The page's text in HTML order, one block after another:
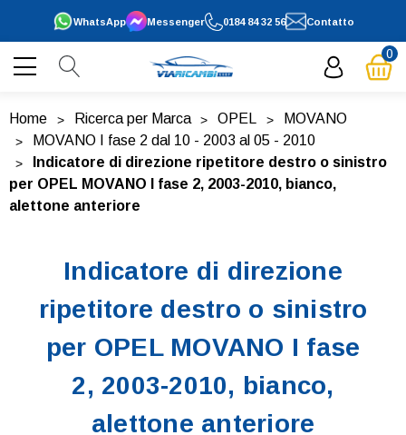
0184 84 32 56
WhatsApp Contatto
Messenger
0
Home Ricerca per Marca OPEL
MOVANO
MOVANO I fase 2 dal 10 - 2003 al 05 - 2010
Indicatore di direzione ripetitore destro o sinistro
per OPEL MOVANO I fase 2, 2003-2010, bianco,
alettone anteriore
Indicatore di direzione
ripetitore destro o sinistro
per OPEL MOVANO I fase
2, 2003-2010, bianco,
alettone anteriore